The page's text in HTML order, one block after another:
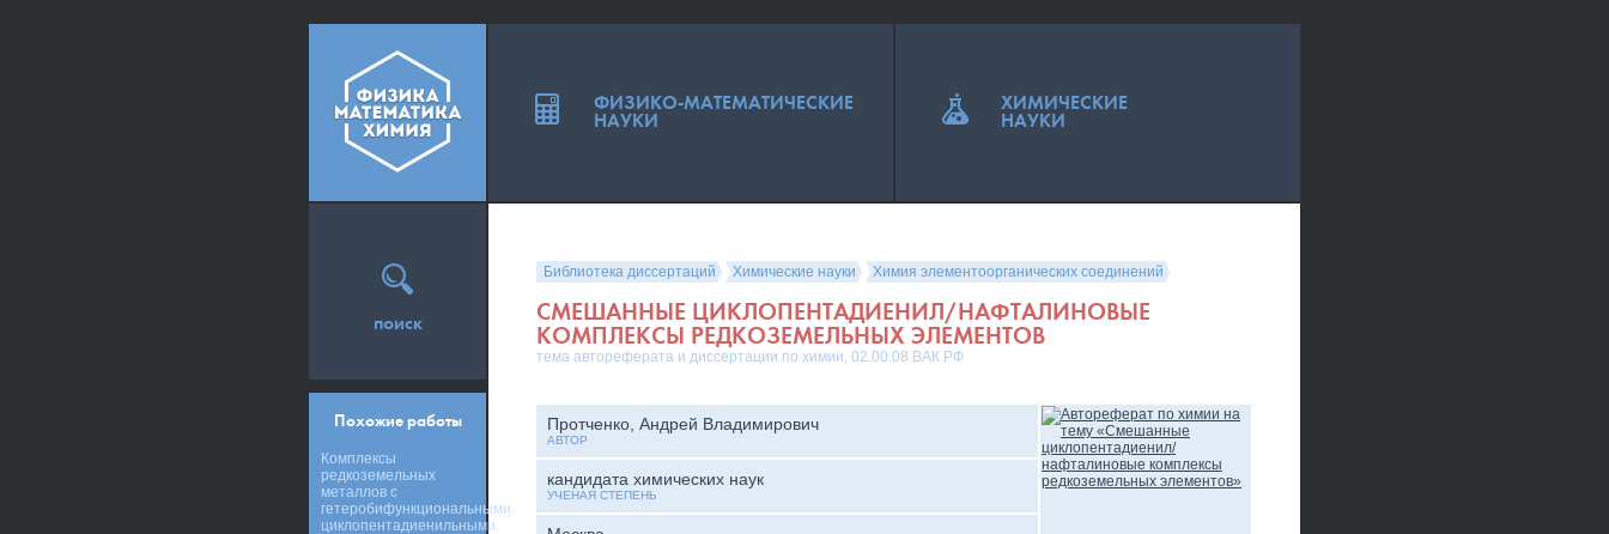
Библиотека диссертаций Химические науки Химия элементоорганических соединений
СМЕШАННЫЕ ЦИКЛОПЕНТАДИЕНИЛ/НАФТАЛИНОВЫЕ
КОМПЛЕКСЫ РЕДКОЗЕМЕЛЬНЫХ ЭЛЕМЕНТОВ
тема автореферата и диссертации по химии, 02.00.08 ВАК РФ
Протченко, Андрей Владимирович
АВТОР
кандидата химических наук
УЧЕНАЯ СТЕПЕНЬ
поиск
Похожие работы
Комплексы
редкоземельных
металлов с
гетеробифункциональными
циклопентадиенильными,
ФИЗИКО-МАТЕМАТИЧЕСКИЕ
НАУКИ
ХИМИЧЕСКИЕ
НАУКИ